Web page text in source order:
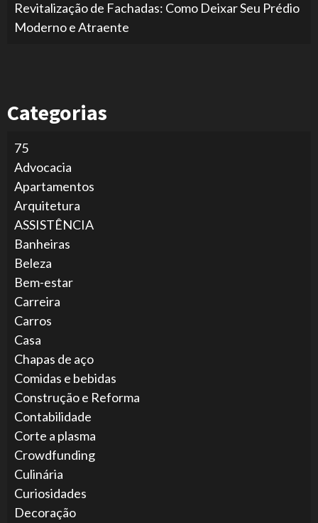
Revitalização de Fachadas: Como Deixar Seu Prédio
Moderno e Atraente
Categorias
75
Advocacia
Apartamentos
Arquitetura
ASSISTÊNCIA
Banheiras
Beleza
Bem-estar
Carreira
Carros
Casa
Chapas de aço
Comidas e bebidas
Construção e Reforma
Contabilidade
Corte a plasma
Crowdfunding
Culinária
Curiosidades
Decoração